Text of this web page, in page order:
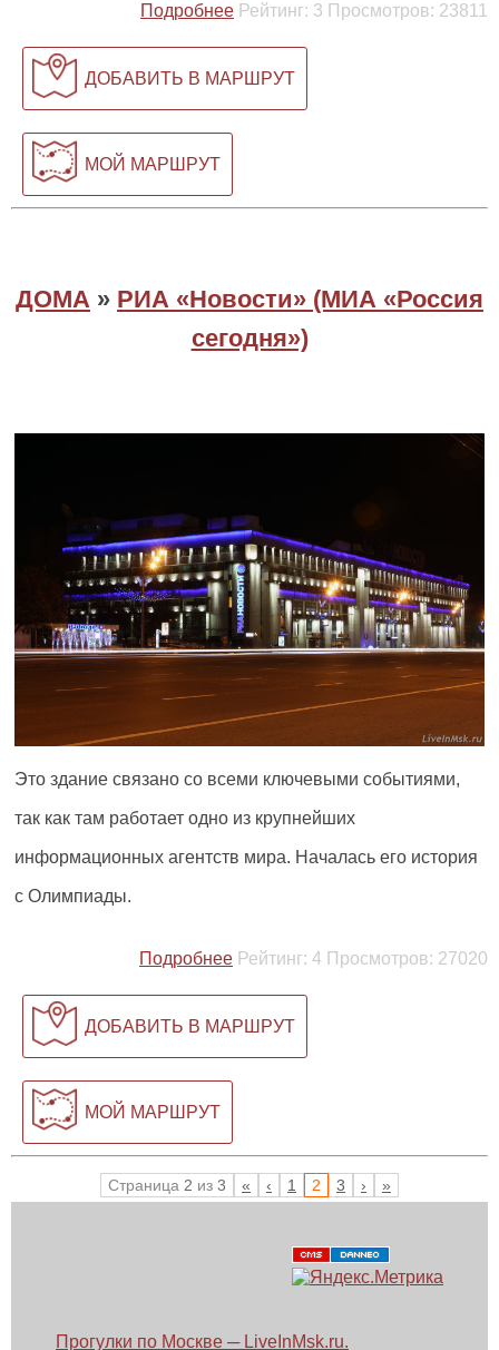
Подробнее Рейтинг: 3 Просмотров: 23811
ДОБАВИТЬ В МАРШРУТ
МОЙ МАРШРУТ
ДОМА » РИА «Новости» (МИА «Россия
сегодня»)
Это здание связано со всеми ключевыми событиями,
так как там работает одно из крупнейших
информационных агентств мира. Началась его история
с Олимпиады.
Подробнее Рейтинг: 4 Просмотров: 27020
ДОБАВИТЬ В МАРШРУТ
МОЙ МАРШРУТ
Страница 2 из 3 « ‹ 1 2 3 › »
Прогулки по Москве ─ LiveInMsk.ru.